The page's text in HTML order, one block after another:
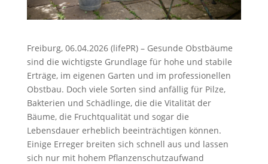
Freiburg, 06.04.2026 (lifePR) – Gesunde Obstbäume
sind die wichtigste Grundlage für hohe und stabile
Erträge, im eigenen Garten und im professionellen
Obstbau. Doch viele Sorten sind anfällig für Pilze,
Bakterien und Schädlinge, die die Vitalität der
Bäume, die Fruchtqualität und sogar die
Lebensdauer erheblich beeinträchtigen können.
Einige Erreger breiten sich schnell aus und lassen
sich nur mit hohem Pflanzenschutzaufwand